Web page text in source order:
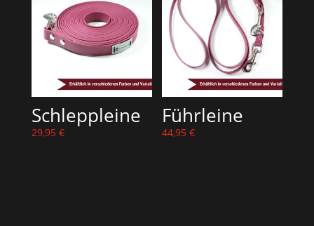
Schleppleine
29,95 €
Führleine
44,95€